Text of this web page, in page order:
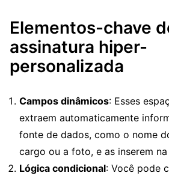
Elementos-chave
assinatura hiper-
personalizada
Campos dinâmicos: Esses
extraem automaticamente
fonte de dados, como o nome
cargo ou a foto, e as inserem na
Lógica condicional: Você pode